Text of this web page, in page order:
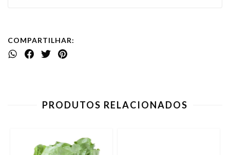
COMPARTILHAR:
PRODUTOS RELACIONADOS